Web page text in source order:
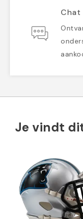
Chat
Je vindt